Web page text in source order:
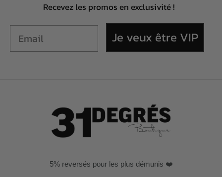
Recevez les promos en exclusivité !
Je veux être VIP
5% reversés pour les plus démunis ❤️